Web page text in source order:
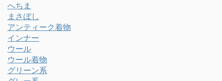
へちま
まさぼし
アンティーク着物
インナー
ウール
ウール着物
グリーン系